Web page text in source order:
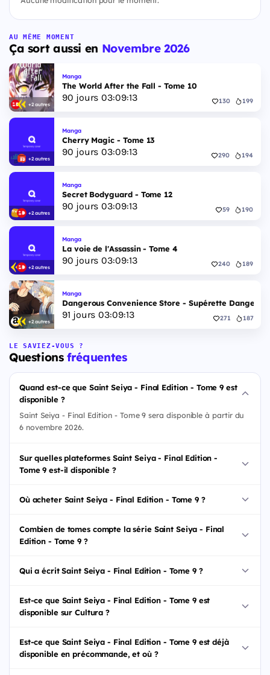
AU MÊME MOMENT
Ça sort aussi en Novembre 2026
+2 autres
Manga
The World After the Fall - Tome 10
90 jours 03:09:12 130 199
+2 autres
Manga
Cherry Magic - Tome 13
90 jours 03:09:12 290 194
+2 autres
Manga
Secret Bodyguard - Tome 12
90 jours 03:09:12 59 190
+2 autres
Manga
La voie de l'Assassin - Tome 4
90 jours 03:09:12 240 189
+2 autres
Manga
Dangerous Convenience Store - Supérette
91 jours 03:09:12 271 187
LE SAVIEZ-VOUS ?
Questionsfréquentes
Quand est-ce que Saint Seiya - Final Edition - Tome 9 est
disponible ?
Saint Seiya - Final Edition - Tome 9 sera disponible à partir du
6 novembre 2026.
Sur quelles plateformes Saint Seiya - Final Edition -
Tome 9 est-il disponible ?
Où acheter Saint Seiya - Final Edition - Tome 9 ?
Combien de tomes compte la série Saint Seiya - Final
Edition - Tome 9 ?
Qui a écrit Saint Seiya - Final Edition - Tome 9 ?
Est-ce que Saint Seiya - Final Edition - Tome 9 est
disponible sur Cultura ?
Est-ce que Saint Seiya - Final Edition - Tome 9 est déjà
disponible en précommande, et où ?